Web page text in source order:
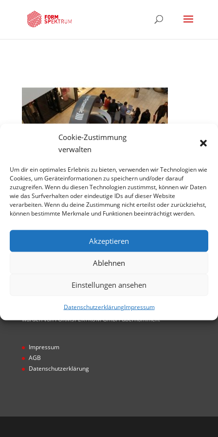
Cookie-Zustimmung
verwalten
Um dir ein optimales Erlebnis zu bieten, verwenden wir Technologien wie
Cookies, um Geräteinformationen zu speichern und/oder darauf
zuzugreifen. Wenn du diesen Technologien zustimmst, können wir Daten
wie das Surfverhalten oder eindeutige IDs auf dieser Website
verarbeiten. Wenn du deine Zustimmung nicht erteilst oder zurückziehst,
können bestimmte Merkmale und Funktionen beeinträchtigt werden.
Akzeptieren
Ablehnen
Einstellungen ansehen
DatenschutzerklärungImpressum
Hinweis
*Projekte unter gecco scene constuction company
* Projekte wurden unter Gecco GmbH realisiert. Alle Rechte
wurden von FORMSPEKTRUM GmbH übernommen.
Impressum
AGB
Datenschutzerklärung